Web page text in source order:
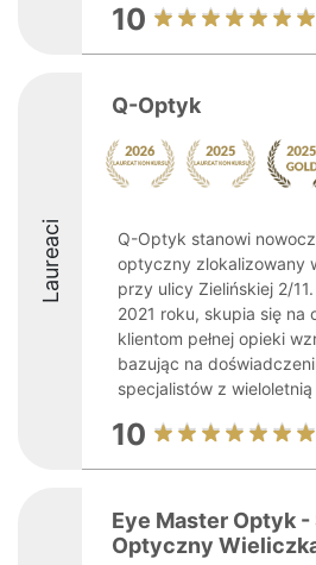
10
Laureaci
Q-Optyk
Q-Optyk stanowi
optyczny zlokalizowany
przy ulicy Zielińskiej 2/
2021 roku, skupia się na
klientom pełnej opieki
bazując na
specjalistów z wieloletnią
10
Eye Master Optyk -
Optyczny